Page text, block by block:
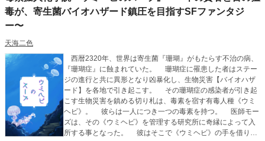
毒が、寄生菌バイオハザード鎮圧を目指すSFファンタジ
ー〜
天海二色
西暦2320年、世界は寄生菌『珊瑚』がもたらす不治の病、
『珊瑚症』に蝕まれていた。 珊瑚症に罹患した者はステー
ジの進行と共に異形となり凶暴化し、生物災害【バイオハザ
ード】を各地で引き起こす。 その珊瑚症の感染者が引き起
こす生物災害を鎮める切り札は、毒素を宿す有毒人種《ウミ
ヘビ》。 彼らは一人につき一つの毒素を持つ。 医師モー
ズは、その《ウミヘビ》を管理する研究所に奇縁によって入
所する事となった。 彼はそこで《ウミヘビ》の手を借り、